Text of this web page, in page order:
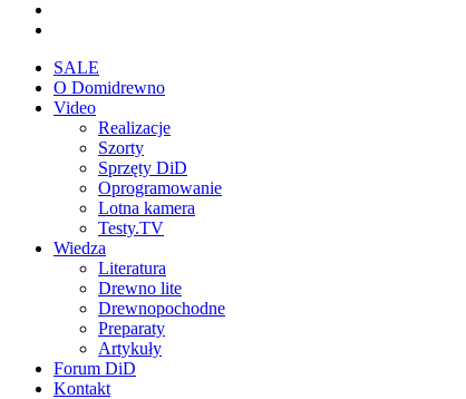
SALE
O Domidrewno
Video
Realizacje
Szorty
Sprzęty DiD
Oprogramowanie
Lotna kamera
Testy.TV
Wiedza
Literatura
Drewno lite
Drewnopochodne
Preparaty
Artykuły
Forum DiD
Kontakt